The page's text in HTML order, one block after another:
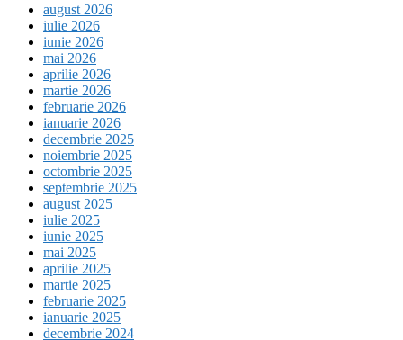
august 2026
iulie 2026
iunie 2026
mai 2026
aprilie 2026
martie 2026
februarie 2026
ianuarie 2026
decembrie 2025
noiembrie 2025
octombrie 2025
septembrie 2025
august 2025
iulie 2025
iunie 2025
mai 2025
aprilie 2025
martie 2025
februarie 2025
ianuarie 2025
decembrie 2024